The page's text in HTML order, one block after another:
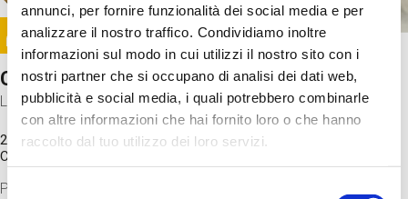
annunci, per fornire funzionalità dei social media e per
analizzare il nostro traffico. Condividiamo inoltre
informazioni sul modo in cui utilizzi il nostro sito con i
nostri partner che si occupano di analisi dei dati web,
pubblicità e social media, i quali potrebbero combinarle
con altre informazioni che hai fornito loro o che hanno
raccolto dal tuo utilizzo dei loro servizi.
Selezione
Image
SUNDAY@STEP
Come funziona il cervello?
Laboratorio
20 Set 2026 / 11:15 - 13:00
Costo
Proveremo a costruire un cervello in cartoncino cercando di